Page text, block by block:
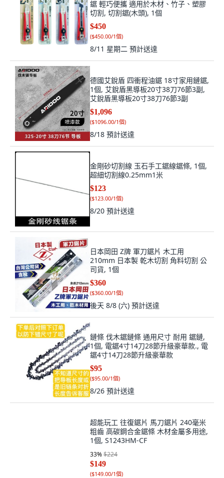
鋸 輕巧便攜 適用於木材、竹子、塑膠
切割, 切割鋸(木頭), 1個
$450
($450.00/1個)
8/11 星期二 預計送達
德國艾銳盾 四衝程油鋸 18寸家用鏈鋸,
1個, 艾銳盾黑導板20寸38刀76節3副,
艾銳盾黑導板20寸38刀76節3副
$1,096
($1096.00/1個)
8/18 預計送達
金剛砂切割線 玉石手工鋸線鋸條, 1個,
超細切割線0.25mm1米
$123
($123.00/1個)
8/20 預計送達
日本岡田 Z牌 軍刀鋸片 木工用
210mm 日本製 乾木切割 角料切割 公
司貨, 1個
$360
($360.00/1個)
後天 8/8 (六) 預計送達
鏈條 伐木鋸鏈條 通用尺寸 耐用 鋸鏈,
1個, 電鋸4寸14刀28節升級豪華款., 電
鋸4寸14刀28節升級豪華款
$95
($95.00/1個)
8/26 預計送達
超能玩工 往復鋸片 馬刀鋸片 240毫米
粗齒 高碳鋼合金鋸條 木材金屬多用途,
1個, S1243HM-CF
33%$224
$149
($149.00/1個)